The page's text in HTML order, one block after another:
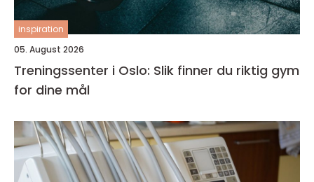
inspiration
05. August 2026
Treningssenter i Oslo: Slik finner du riktig gym
for dine mål